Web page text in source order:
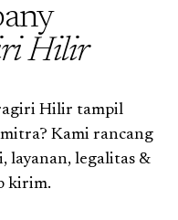
Hilir
Hilir tampil
Kami rancang
layanan, legalitas &
kirim.